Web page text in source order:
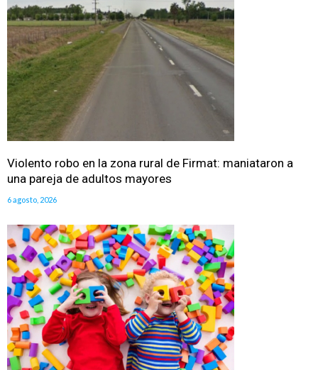
Violento robo en la zona rural de Firmat: maniataron a
una pareja de adultos mayores
6 agosto, 2026